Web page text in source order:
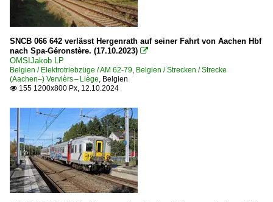
SNCB 066 642 verlässt Hergenrath auf seiner Fahrt von Aachen Hbf
nach Spa-Géronstère. (17.10.2023) 
OMSIJakob LP
Belgien / Elektrotriebzüge / AM 62-79, Belgien / Strecken / Strecke
(Aachen–) Vervièrs – Liège, Belgien
 155 1200x800 Px, 12.10.2024